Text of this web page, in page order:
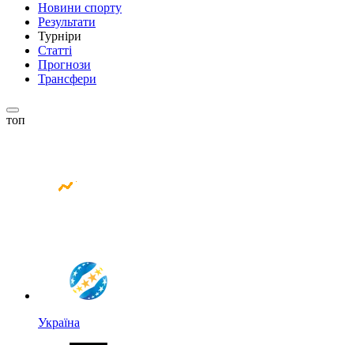
Новини спорту
Результати
Турніри
Статті
Прогнози
Трансфери
топ
Україна